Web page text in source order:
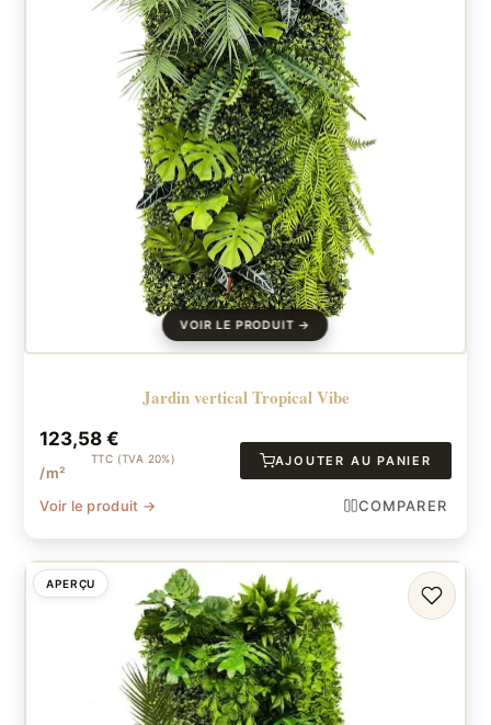
Jardin vertical Tropical Vibe
123,58€
TTC (TVA 20%)
/m²
AJOUTER AU PANIER
Voir le produit → COMPARER
APERÇU